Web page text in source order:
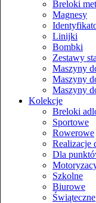
Breloki
Magnesy
Linijki
Bombki
Zestawy
Maszyny
Maszyny
Maszyny
Kolekcje
Breloki
Sportowe
Rowerowe
Realizacje
Dla
Szkolne
Biurowe
Świąteczne